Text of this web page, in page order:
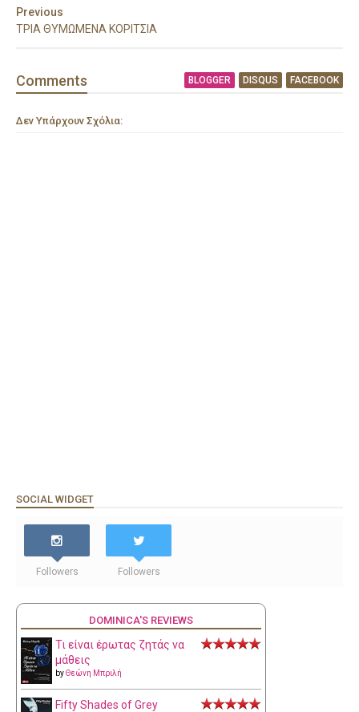
Previous
ΤΡΙΑ ΘΥΜΩΜΕΝΑ ΚΟΡΙΤΣΙΑ
Comments BLOGGER DISQUS FACEBOOK
Δεν Υπάρχουν Σχόλια:
SOCIAL WIDGET
Followers Followers
DOMINICA'S REVIEWS
Τι είναι έρωτας ζητάς να
μάθεις
byΘεώνη Μπριλή
Fifty Shades of Grey